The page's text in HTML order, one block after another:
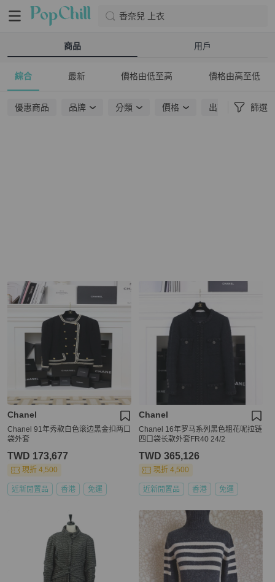
香奈兒 上衣
商品 用戶
綜合 最新 價格由低至高 價格由高至低
優惠商品 品牌 分類 價格 出貨地點 篩選
Chanel
Chanel 91年秀款白色滚边黑金扣两口
袋外套
TWD 173,677
現折 4,500
近新閒置品 香港 免運
Chanel
Chanel 16年罗马系列黑色粗花呢拉链
四口袋长款外套FR40 24/2
TWD 365,126
現折 4,500
近新閒置品 香港 免運